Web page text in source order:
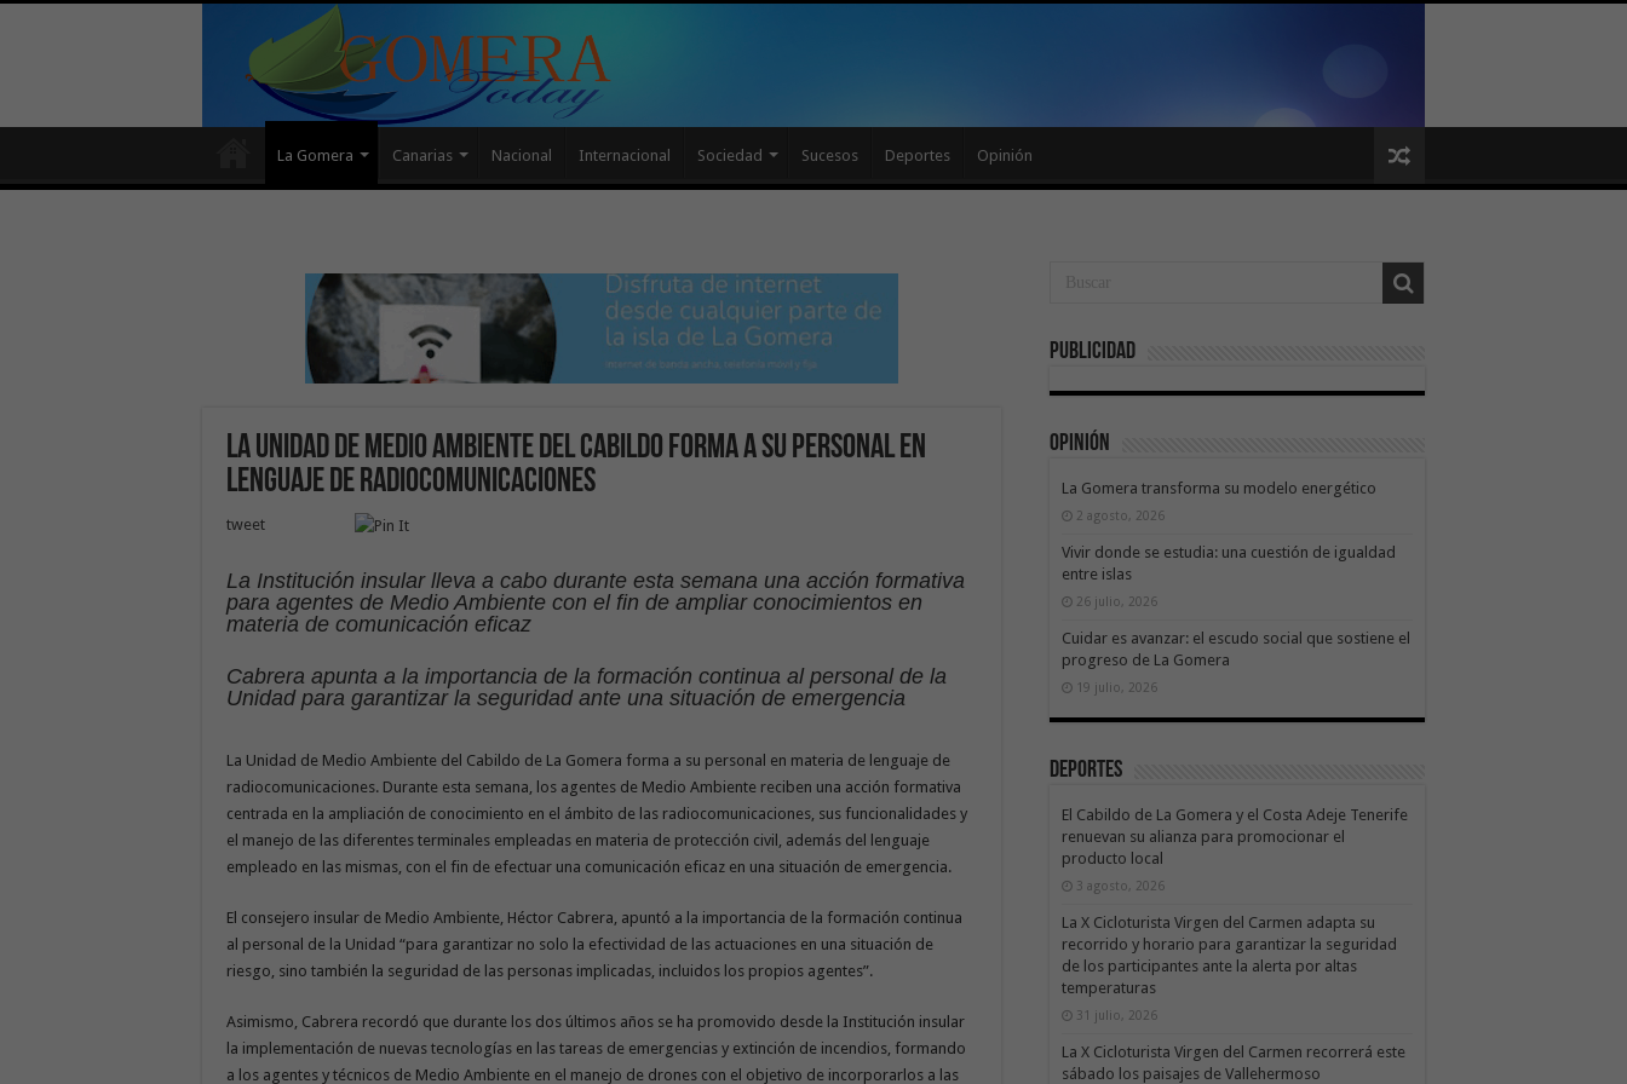
La Gomera Canarias Nacional Internacional Sociedad Sucesos Deportes Opinión
La Unidad de Medio Ambiente del Cabildo forma a su personal en
lenguaje de radiocomunicaciones
tweet
La Institución insular lleva a cabo durante esta semana una acción formativa
para agentes de Medio Ambiente con el fin de ampliar conocimientos en
materia de comunicación eficaz
Cabrera apunta a la importancia de la formación continua al personal de la
Unidad para garantizar la seguridad ante una situación de emergencia
La Unidad de Medio Ambiente del Cabildo de La Gomera forma a su personal en materia de lenguaje de
radiocomunicaciones. Durante esta semana, los agentes de Medio Ambiente reciben una acción formativa
centrada en la ampliación de conocimiento en el ámbito de las radiocomunicaciones, sus funcionalidades y
el manejo de las diferentes terminales empleadas en materia de protección civil, además del lenguaje
empleado en las mismas, con el fin de efectuar una comunicación eficaz en una situación de emergencia.
El consejero insular de Medio Ambiente, Héctor Cabrera, apuntó a la importancia de la formación continua
al personal de la Unidad “para garantizar no solo la efectividad de las actuaciones en una situación de
riesgo, sino también la seguridad de las personas implicadas, incluidos los propios agentes”.
Asimismo, Cabrera recordó que durante los dos últimos años se ha promovido desde la Institución insular
la implementación de nuevas tecnologías en las tareas de emergencias y extinción de incendios, formando
a los agentes y técnicos de Medio Ambiente en el manejo de drones con el objetivo de incorporarlos a las
Publicidad
Opinión
La Gomera transforma su modelo energético
2 agosto, 2026
Vivir donde se estudia: una cuestión de igualdad
entre islas
26 julio, 2026
Cuidar es avanzar: el escudo social que sostiene el
progreso de La Gomera
19 julio, 2026
Deportes
El Cabildo de La Gomera y el Costa Adeje Tenerife
renuevan su alianza para promocionar el
producto local
3 agosto, 2026
La X Cicloturista Virgen del Carmen adapta su
recorrido y horario para garantizar la seguridad
de los participantes ante la alerta por altas
temperaturas
31 julio, 2026
La X Cicloturista Virgen del Carmen recorrerá este
sábado los paisajes de Vallehermoso